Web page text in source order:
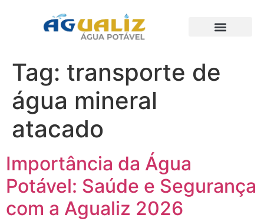
Tag: transporte de
água mineral
atacado
Importância da Água
Potável: Saúde e Segurança
com a Agualiz 2026